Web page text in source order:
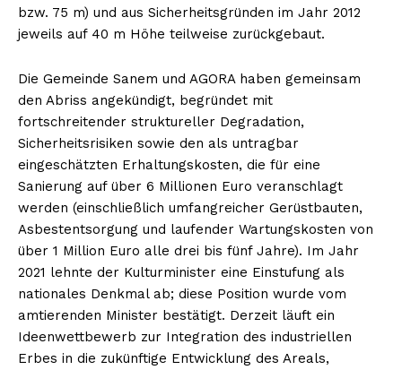
bzw. 75 m) und aus Sicherheitsgründen im Jahr 2012
jeweils auf 40 m Höhe teilweise zurückgebaut.
Die Gemeinde Sanem und AGORA haben gemeinsam
den Abriss angekündigt, begründet mit
fortschreitender struktureller Degradation,
Sicherheitsrisiken sowie den als untragbar
eingeschätzten Erhaltungskosten, die für eine
Sanierung auf über 6 Millionen Euro veranschlagt
werden (einschließlich umfangreicher Gerüstbauten,
Asbestentsorgung und laufender Wartungskosten von
über 1 Million Euro alle drei bis fünf Jahre). Im Jahr
2021 lehnte der Kulturminister eine Einstufung als
nationales Denkmal ab; diese Position wurde vom
amtierenden Minister bestätigt. Derzeit läuft ein
Ideenwettbewerb zur Integration des industriellen
Erbes in die zukünftige Entwicklung des Areals,